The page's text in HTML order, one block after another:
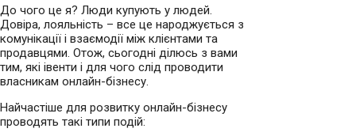
До чого це я? Люди купують у людей.
Довіра, лояльність – все це народжується з
комунікації і взаємодії між клієнтами та
продавцями. Отож, сьогодні ділюсь з вами
тим, які івенти і для чого слід проводити
власникам онлайн-бізнесу.
Найчастіше для розвитку онлайн-бізнесу
проводять такі типи подій: